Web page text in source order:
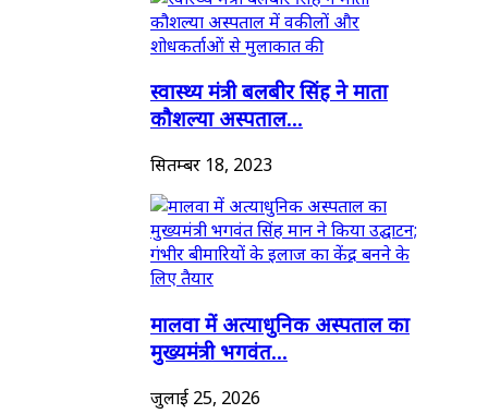
स्वास्थ्य मंत्री बलबीर सिंह ने माता
कौशल्या अस्पताल...
सितम्बर 18, 2023
मालवा में अत्याधुनिक अस्पताल का
मुख्यमंत्री भगवंत...
जुलाई 25, 2026